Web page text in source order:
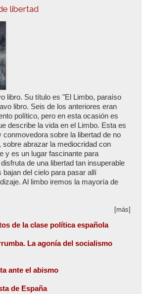
libertad
libro. Su título es "El Limbo, paraíso
libro. Seis de los anteriores eran
político, pero en esta ocasión es
describe la vida en el Limbo. Esta es
conmovedora sobre la libertad de no
sobre abrazar la mediocridad con
y es un lugar fascinante para
de una libertad tan insuperable
bajan del cielo para pasar allí
Al limbo iremos la mayoría de
[más]
de la clase política española
La agonía del socialismo
ante el abismo
de España